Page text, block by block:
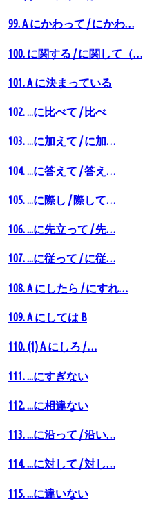
99. A にかわって / にかわ…
100. に関する / に関して（…
101. A に決まっている
102. ...に比べて / 比べ
103. ...に加えて / に加…
104. ...に答えて / 答え…
105. ...に際し / 際して…
106. ...に先立って / 先…
107. ...に従って / に従…
108. A にしたら / にすれ…
109. A にしては B
110. (1) A にしろ / …
111. ...にすぎない
112. ...に相違ない
113. ...に沿って / 沿い…
114. ...に対して / 対し…
115. ...に違いない